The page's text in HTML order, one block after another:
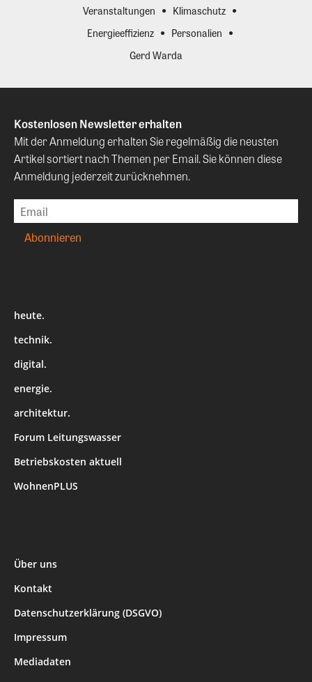
Veranstaltungen
Klimaschutz
Energieeffizienz
Personalien
Gerd Warda
Kostenlosen Newsletter erhalten
Mit der Anmeldung erhalten Sie regelmäßig die neusten
Artikel sortiert nach Themen per Email. Sie können diese
Anmeldung jederzeit zurücknehmen.
heute.
technik.
digital.
energie.
architektur.
Forum Leitungswasser
Betriebskosten aktuell
WohnenPLUS
Über uns
Kontakt
Datenschutzerklärung (DSGVO)
Impressum
Mediadaten